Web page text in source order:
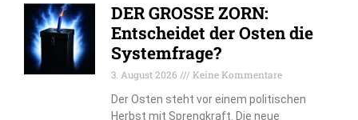
DER GROSSE ZORN:
Entscheidet der Osten die
Systemfrage?
3. August 2026
Keine Kommentare
Der Osten steht vor einem politischen
Herbst mit Sprengkraft. Die neue